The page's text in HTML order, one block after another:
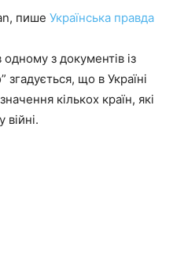
пише Українська правда
з документів із
що в Україні
кількох країн, які